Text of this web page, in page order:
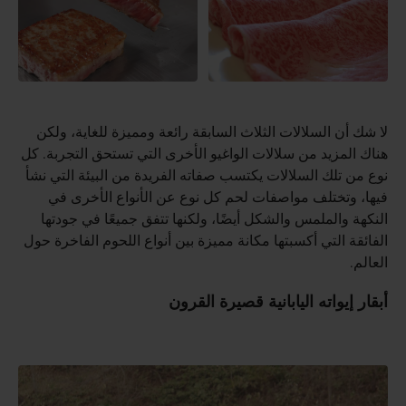
لا شك أن السلالات الثلاث السابقة رائعة ومميزة للغاية، ولكن
هناك المزيد من سلالات الواغيو الأخرى التي تستحق التجربة. كل
نوع من تلك السلالات يكتسب صفاته الفريدة من البيئة التي نشأ
فيها، وتختلف مواصفات لحم كل نوع عن الأنواع الأخرى في
النكهة والملمس والشكل أيضًا، ولكنها تتفق جميعًا في جودتها
الفائقة التي أكسبتها مكانة مميزة بين أنواع اللحوم الفاخرة حول
العالم.
أبقار إيواته اليابانية قصيرة القرون